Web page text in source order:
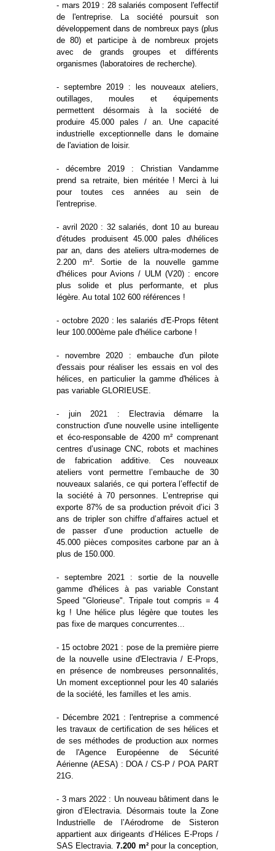
- mars 2019 : 28 salariés composent l'effectif
de l'entreprise. La société poursuit son
développement dans de nombreux pays (plus
de 80) et participe à de nombreux projets
avec de grands groupes et différents
organismes (laboratoires de recherche).
- septembre 2019 : les nouveaux ateliers,
outillages, moules et équipements
permettent désormais à la société de
produire 45.000 pales / an. Une capacité
industrielle exceptionnelle dans le domaine
de l'aviation de loisir.
- décembre 2019 : Christian Vandamme
prend sa retraite, bien méritée ! Merci à lui
pour toutes ces années au sein de
l'entreprise.
- avril 2020 : 32 salariés, dont 10 au bureau
d'études produisent 45.000 pales d\hélices
par an, dans des ateliers ultra-modernes de
2.200 m². Sortie de la nouvelle gamme
d'hélices pour Avions / ULM (V20) : encore
plus solide et plus performante, et plus
légère. Au total 102 600 références !
- octobre 2020 : les salariés d'E-Props fêtent
leur 100.000ème pale d'hélice carbone !
- novembre 2020 : embauche d'un pilote
d'essais pour réaliser les essais en vol des
hélices, en particulier la gamme d'hélices à
pas variable GLORIEUSE.
- juin 2021 : Electravia démarre la
construction d'une nouvelle usine intelligente
et éco-responsable de 4200 m² comprenant
centres d’usinage CNC, robots et machines
de fabrication additive. Ces nouveaux
ateliers vont permettre l’embauche de 30
nouveaux salariés, ce qui portera l’effectif de
la société à 70 personnes. L’entreprise qui
exporte 87% de sa production prévoit d’ici 3
ans de tripler son chiffre d’affaires actuel et
de passer d’une production actuelle de
45.000 pièces composites carbone par an à
plus de 150.000.
- septembre 2021 : sortie de la nouvelle
gamme d'hélices à pas variable Constant
Speed "Glorieuse". Tripale tout compris = 4
kg ! Une hélice plus légère que toutes les
pas fixe de marques concurrentes...
- 15 octobre 2021 : pose de la première pierre
de la nouvelle usine d'Electravia / E-Props,
en présence de nombreuses personnalités,
Un moment exceptionnel pour les 40 salariés
de la société, les familles et les amis.
- Décembre 2021 : l'entreprise a commencé
les travaux de certification de ses hélices et
de ses méthodes de production aux normes
de l'Agence Européenne de Sécurité
Aérienne (AESA) : DOA / CS-P / POA PART
21G.
- 3 mars 2022 : Un nouveau bâtiment dans le
giron d’Electravia. Désormais toute la Zone
Industrielle de l’Aérodrome de Sisteron
appartient aux dirigeants d’Hélices E-Props /
SAS Electravia.7.200 m²pour la conception,